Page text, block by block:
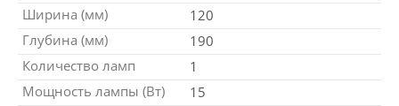
Ширина (мм)
120
Глубина (мм)
190
Количество ламп
1
Мощность лампы (Вт)
15